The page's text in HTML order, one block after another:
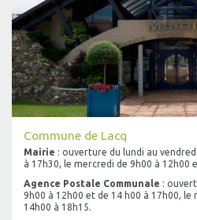
Commune de Lacq
Mairie : ouverture du lundi au
à 17h30, le mercredi de 9h00 à 12h00
Agence Postale Communale :
9h00 à 12h00 et de 14 h00 à 17h00,
14h00 à 18h15.